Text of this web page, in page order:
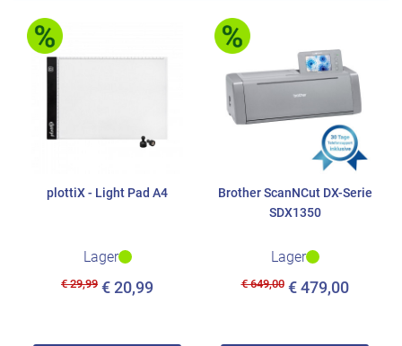
plottiX - Light Pad A4
Lager
€ 29,99 € 20,99
Brother ScanNCut DX-Serie
SDX1350
Lager
€ 649,00€ 479,00